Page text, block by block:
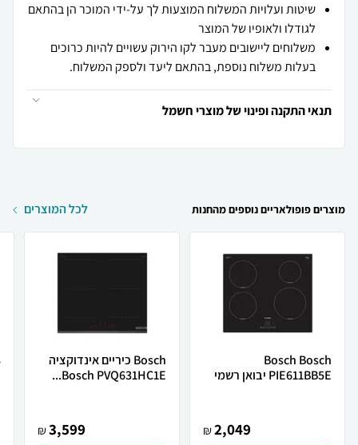
שיטות ועלויות המשלוח המוצעות לך על-ידי המוכר הן בהתאם
לגודלו ולאופיו של המוצר
משלוחים ליישובים מעבר לקו הירוק עשויים להיות כרוכים
בעלות משלוח נוספת, בהתאם ליעד ולספק המשלוח.
תנאי התקנה ופינוי של מוצרי חשמל
מוצרים פופולאריים נוספים מהחנות לכל המוצרים
Bosch Bosch
PIE611BB5E יבואן רשמי
2,049
₪
Bosch ‏כיריים אינדוקציה
Bosch PVQ631HC1E...
3,599
₪